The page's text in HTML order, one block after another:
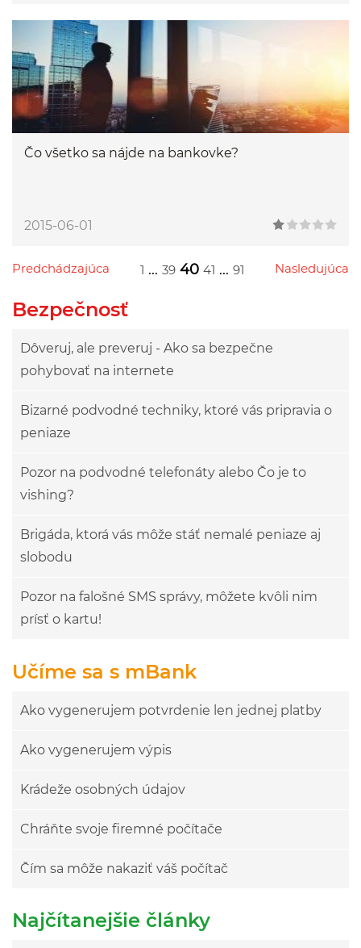
Čo všetko sa nájde na bankovke?
2015-06-01
Predchádzajúca
Przejdź do poprzedniej strony 1 ... 39 40 41 ... 91 Nasledujúca
Przejdź do następnej strony
Bezpečnosť
Dôveruj, ale preveruj - Ako sa bezpečne
pohybovať na internete
Bizarné podvodné techniky, ktoré vás pripravia o
peniaze
Pozor na podvodné telefonáty alebo Čo je to
vishing?
Brigáda, ktorá vás môže stáť nemalé peniaze aj
slobodu
Pozor na falošné SMS správy, môžete kvôli nim
prísť o kartu!
Učíme sa s mBank
Ako vygenerujem potvrdenie len jednej platby
Ako vygenerujem výpis
Krádeže osobných údajov
Chráňte svoje firemné počítače
Čím sa môže nakaziť váš počítač
Najčítanejšie články